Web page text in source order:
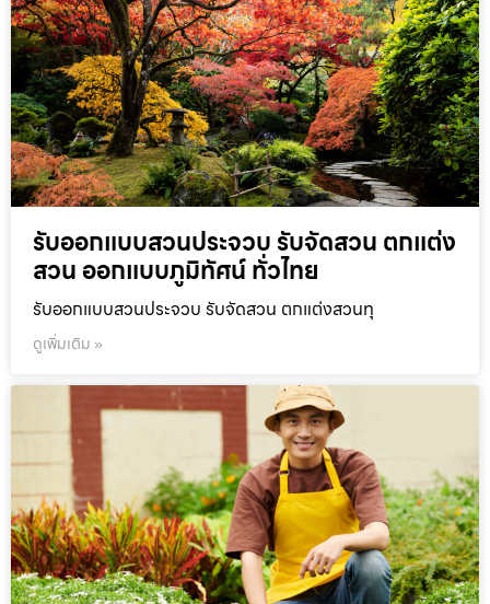
รับออกแบบสวนประจวบ รับจัดสวน ตกแต่ง
สวน ออกแบบภูมิทัศน์ ทั่วไทย
รับออกแบบสวนประจวบ รับจัดสวน ตกแต่งสวนทุ
ดูเพิ่มเติม »